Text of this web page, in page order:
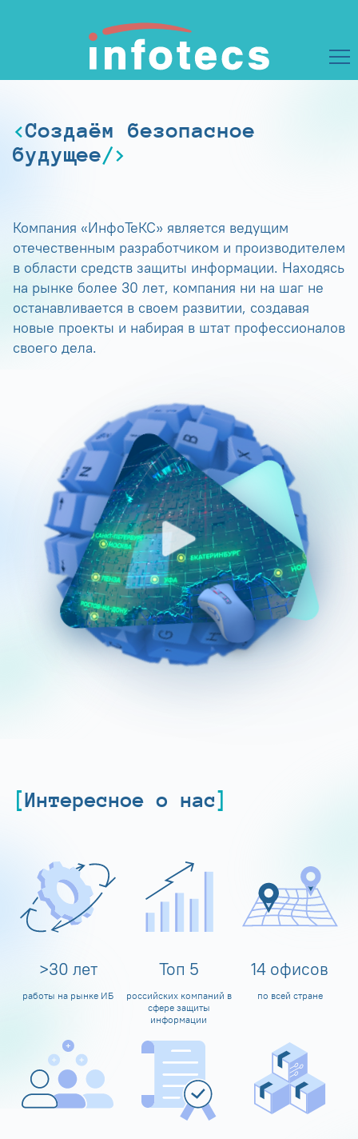
Создаём безопасное
будущее
Компания «ИнфоТеКС» является ведущим
отечественным разработчиком и производителем
в области средств защиты информации. Находясь
на рынке более 30 лет, компания ни на шаг не
останавливается в своем развитии, создавая
новые проекты и набирая в штат профессионалов
своего дела.
Интересное о нас
>30 лет
работы на рынке ИБ
Топ 5
российских компаний в
сфере защиты
информации
14 офисов
по всей стране